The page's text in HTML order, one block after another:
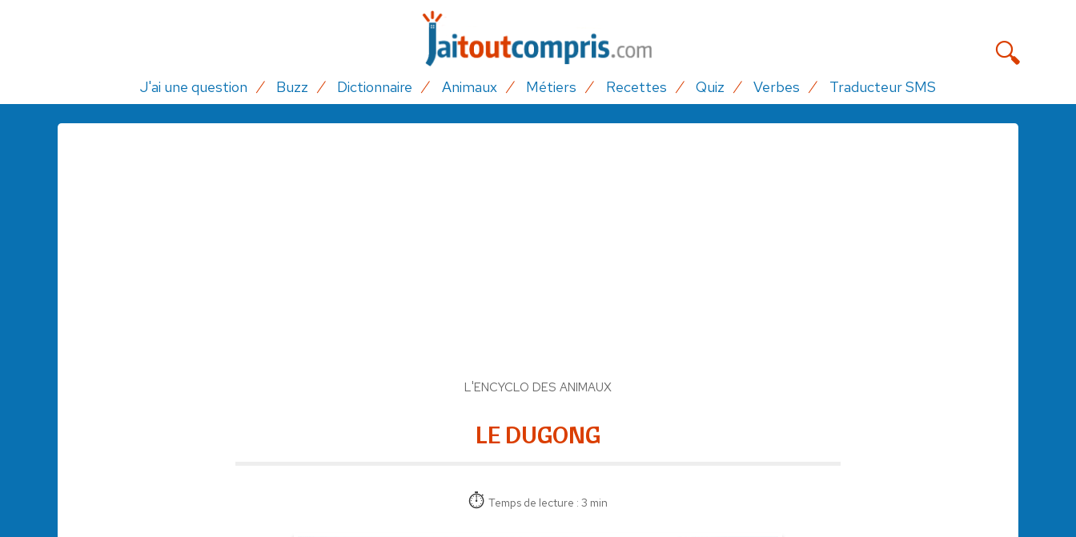
J'ai une question Buzz Dictionnaire Animaux Métiers Recettes Quiz Verbes Traducteur SMS
L'ENCYCLO DES ANIMAUX
LE DUGONG
Temps de lecture : 3 min